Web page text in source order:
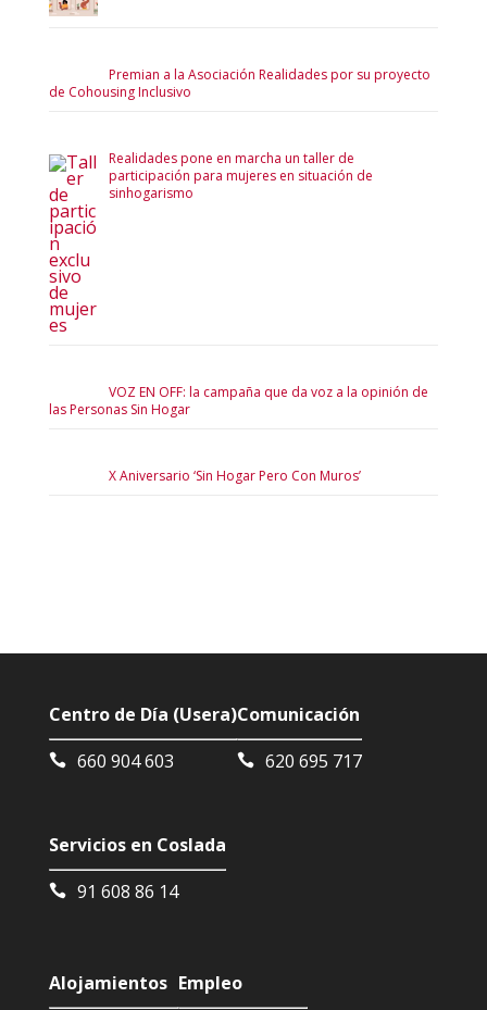
Premian a la Asociación Realidades por su proyecto
de Cohousing Inclusivo
Realidades pone en marcha un taller de
participación para mujeres en situación de
sinhogarismo
VOZ EN OFF: la campaña que da voz a la opinión de
las Personas Sin Hogar
X Aniversario ‘Sin Hogar Pero Con Muros’
Centro de Día (Usera)
660 904 603
Comunicación
620 695 717
Servicios en Coslada
91 608 86 14
Alojamientos Empleo